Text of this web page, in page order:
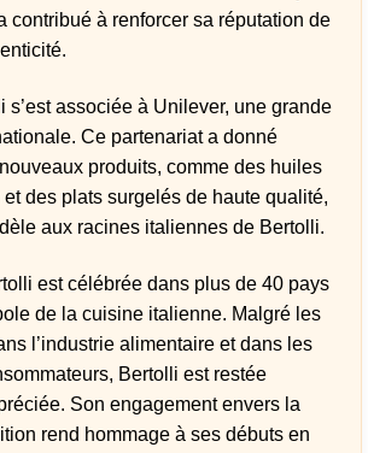
contribué à renforcer sa réputation de
s’est associée à Unilever, une grande
Ce partenariat a donné
produits, comme des huiles
et des plats surgelés de haute qualité,
aux racines italiennes de Bertolli.
est célébrée dans plus de 40 pays
de la cuisine italienne. Malgré les
l’industrie alimentaire et dans les
Bertolli est restée
Son engagement envers la
rend hommage à ses débuts en